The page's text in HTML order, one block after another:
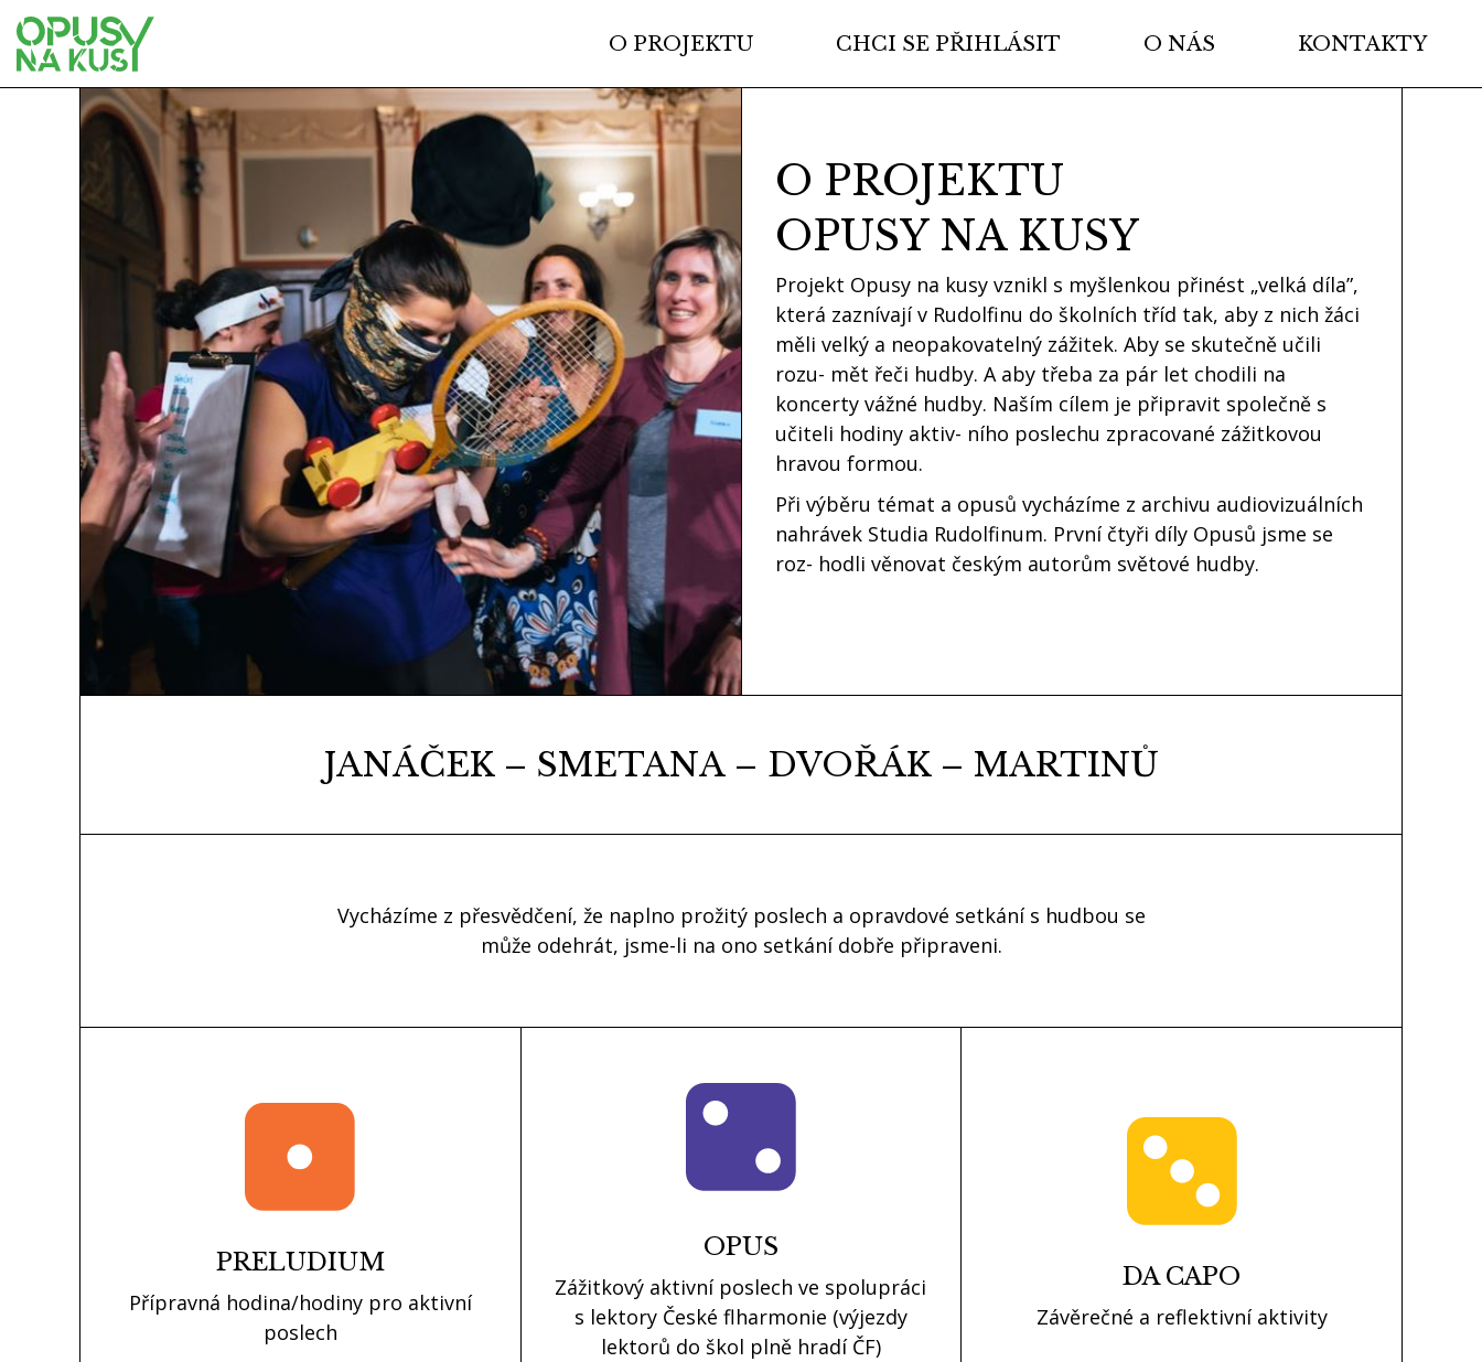
O PROJEKTU CHCI SE PŘIHLÁSIT O NÁS KONTAKTY
O PROJEKTU
OPUSY NA KUSY
Projekt Opusy na kusy vznikl s myšlenkou přinést „velká díla”,
která zaznívají v Rudolfinu do školních tříd tak, aby z nich žáci
měli velký a neopakovatelný zážitek. Aby se skutečně učili
rozu- mět řeči hudby. A aby třeba za pár let chodili na
koncerty vážné hudby. Naším cílem je připravit společně s
učiteli hodiny aktiv- ního poslechu zpracované zážitkovou
hravou formou.
Při výběru témat a opusů vycházíme z archivu audiovizuálních
nahrávek Studia Rudolfinum. První čtyři díly Opusů jsme se
roz- hodli věnovat českým autorům světové hudby.
JANÁČEK – SMETANA – DVOŘÁK – MARTINŮ
Vycházíme z přesvědčení, že naplno prožitý poslech a opravdové setkání s hudbou se
může odehrát, jsme-li na ono setkání dobře připraveni.
PRELUDIUM
Přípravná hodina/hodiny pro aktivní
poslech
OPUS
Zážitkový aktivní poslech ve spolupráci
s lektory České flharmonie (výjezdy
lektorů do škol plně hradí ČF)
DA CAPO
Závěrečné a reflektivní aktivity